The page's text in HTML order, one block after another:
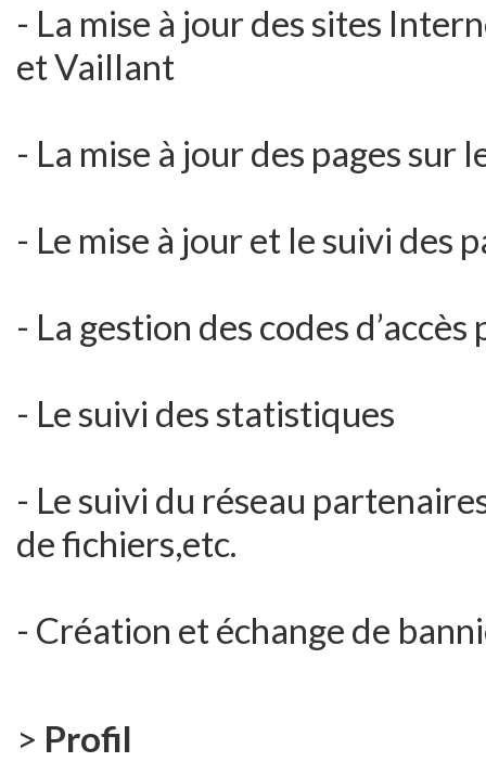
- La mise à jour des sites
et Vaillant
- La mise à jour des pages sur
- Le mise à jour et le suivi des
- La gestion des codes
- Le suivi des statistiques
- Le suivi du réseau
de fichiers,etc.
- Création et échange de
> Profil